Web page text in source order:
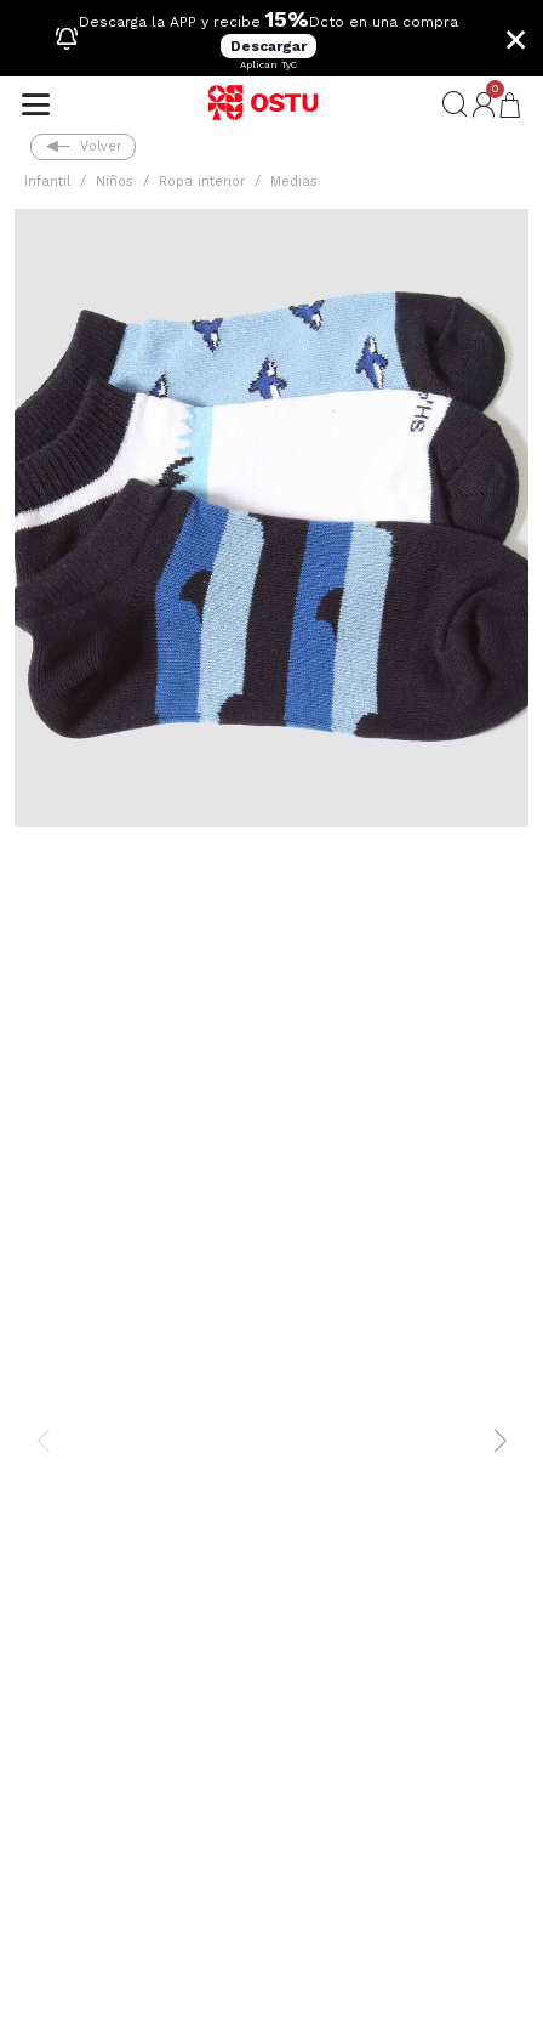
Descarga la APP y recibe 15%Dcto en una compra
Descargar
Aplican TyC
×
0
Volver
Infantil Niños Ropa interior Medias